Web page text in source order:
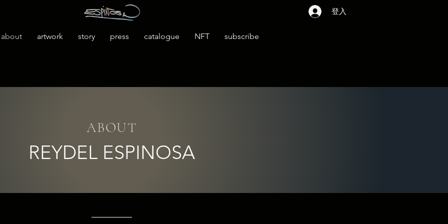
登入
about artwork story press catalogue NFT subscribe
ABOUT
REYDEL ESPINOSA